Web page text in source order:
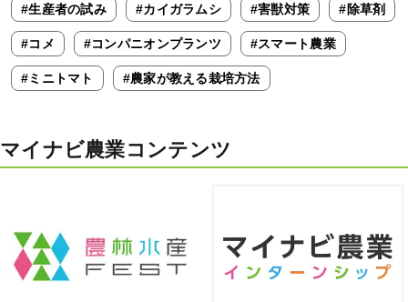
#生産者の試み #カイガラムシ #害獣対策 #除草剤
#コメ #コンパニオンプランツ #スマート農業
#ミニトマト #農家が教える栽培方法
マイナビ農業コンテンツ